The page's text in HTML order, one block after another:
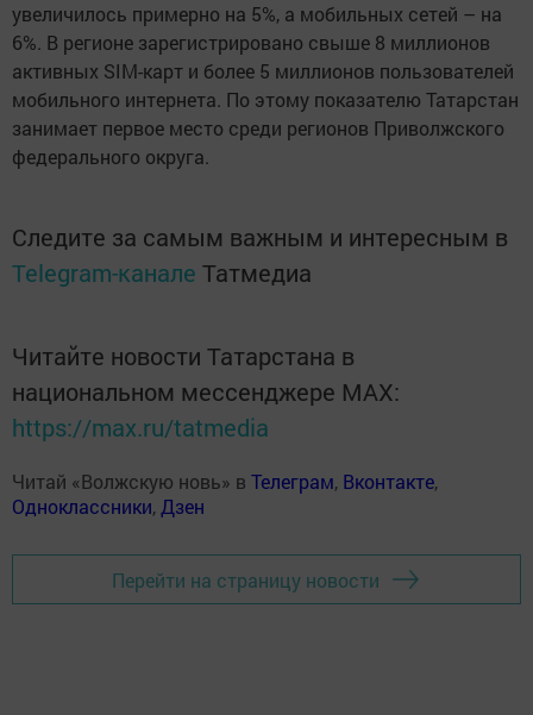
увеличилось примерно на 5%, а мобильных сетей – на
6%. В регионе зарегистрировано свыше 8 миллионов
активных SIM-карт и более 5 миллионов пользователей
мобильного интернета. По этому показателю Татарстан
занимает первое место среди регионов Приволжского
федерального округа.
Следите за самым важным и интересным в
Telegram-канале Татмедиа
Читайте новости Татарстана в
национальном мессенджере MАХ:
https://max.ru/tatmedia
Читай «Волжскую новь» в Телеграм, Вконтакте,
Одноклассники, Дзен
Перейти на страницу новости